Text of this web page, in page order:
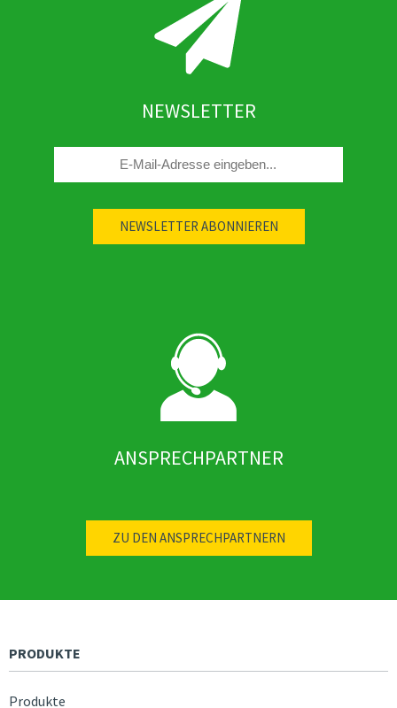
NEWSLETTER
ANSPRECHPARTNER
ZU DEN ANSPRECHPARTNERN
PRODUKTE
Produkte